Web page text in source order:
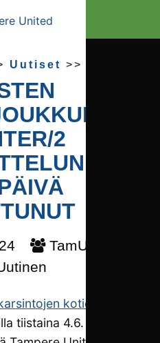
Uutiset >>
2
TamU
kotiottelun
tiistaina 4.6. Tämä